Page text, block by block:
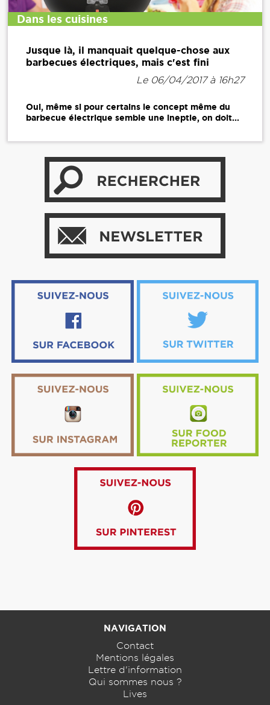
Dans les cuisines
Jusque là, il manquait quelque-chose aux
barbecues électriques, mais c'est fini
Le 06/04/2017 à 16h27
Oui, même si pour certains le concept même du
barbecue électrique semble une ineptie, on doit...
NAVIGATION
Contact
Mentions légales
Lettre d'information
Qui sommes nous ?
Lives